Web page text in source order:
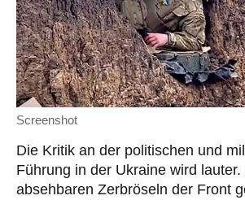
Screenshot
Die Kritik an der politischen und
Führung in der Ukraine wird lauter.
absehbaren Zerbröseln der Front